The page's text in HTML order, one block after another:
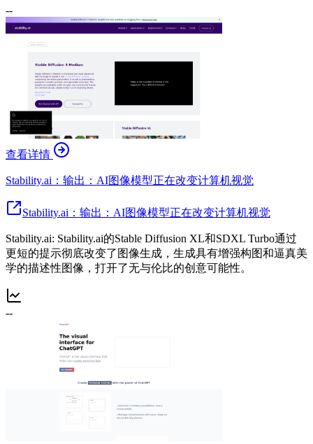
--
查看详情
Stability.ai：输出：AI图像模型正在改变计算机视觉
Stability.ai：输出：AI图像模型正在改变计算机视觉
Stability.ai: Stability.ai的Stable Diffusion XL和SDXL Turbo通过
更短的提示彻底改变了图像生成，生成具有增强构图和逼真美
学的描述性图像，打开了无与伦比的创意可能性。
--